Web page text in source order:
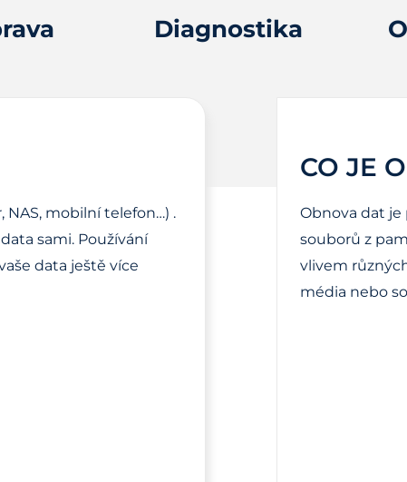
Diagnostika
NAS, mobilní telefon…) .
sami. Používání
data ještě více
CO JE
Obnova dat
souborů z
vlivem
média nebo